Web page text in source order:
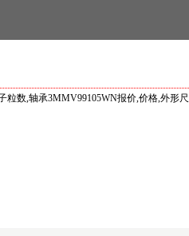
数,轴承3MMV99105WN报价,价格,外形